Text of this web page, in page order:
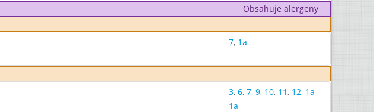
Obsahuje alergeny
7, 1a
3, 6, 7, 9, 10, 11, 12, 1a
1a